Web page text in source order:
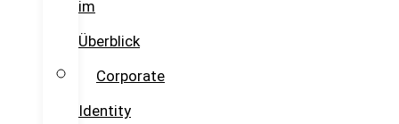
im
Überblick
Corporate
Identity